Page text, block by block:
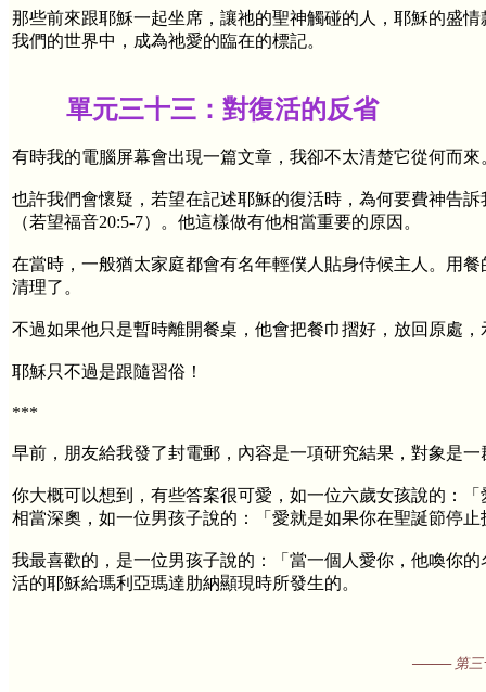
那些前來跟耶穌一起坐席，讓祂的聖神觸碰的人，耶穌的盛
我們的世界中，成為祂愛的臨在的標記。
單元三十三：對復活的反省
有時我的電腦屏幕會出現一篇文章，我卻不太清楚它從何而
也許我們會懷疑，若望在記述耶穌的復活時，為何要費神告
（若望福音20:5-7）。他這樣做有他相當重要的原因。
在當時，一般猶太家庭都會有名年輕僕人貼身侍候主人。用
清理了。
不過如果他只是暫時離開餐桌，他會把餐巾摺好，放回原處
耶穌只不過是跟隨習俗！
***
早前，朋友給我發了封電郵，內容是一項研究結果，對象是
你大概可以想到，有些答案很可愛，如一位六歲女孩說的：
相當深奧，如一位男孩子說的：「愛就是如果你在聖誕節停
我最喜歡的，是一位男孩子說的：「當一個人愛你，他喚你
活的耶穌給瑪利亞瑪達肋納顯現時所發生的。
──── 第三